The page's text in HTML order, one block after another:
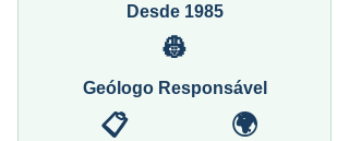
Desde 1985
👷
Geólogo Responsável
📋 🌍